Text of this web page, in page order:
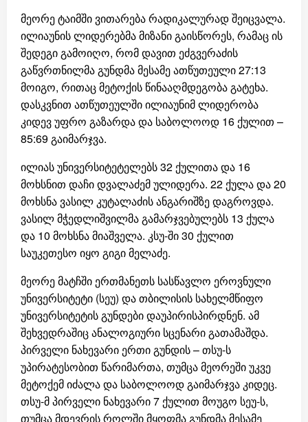
მეორე ტაიმში ვითარება რადიკალურად შეიცვალა.
ილიაუნის ლიდერებმა მიზანი გაისწორეს, რამაც ის
შედეგი გამოიღო, რომ დავით ეძგვერაძის
გაწვრთნილმა გუნდმა მესამე ათწუთეული 27:13
მოიგო, რითაც მეტოქის წინააღმდეგობა გატეხა.
დასკვნით ათწუთეულში ილიაუნიმ ლიდერობა
კიდევ უფრო გაზარდა და საბოლოოდ 16 ქულით –
85:69 გაიმარჯვა.
ილიას უნივერსიტეტელებს 32 ქულითა და 16
მოხსნით დაჩი დვალაძემ ულიდერა. 22 ქულა და 20
მოხსნა ვასილ კუტალაძის ანგარიშზე დაგროვდა.
ვასილ მჭედლიშვილმა გამარჯვებულებს 13 ქულა
და 10 მოხსნა მიაშველა. კსუ-ში 30 ქულით
საუკეთესო იყო გიგი მელაძე.
მეორე მატჩში ერთმანეთს სასწავლო ეროვნული
უნივერსიტეტი (სეუ) და თბილისის სახელმწიფო
უნივერსიტეტის გუნდები დაუპირისპირდნენ. ამ
შეხვედრაშიც ანალოგიური სცენარი გათამაშდა.
პირველი ნახევარი ერთი გუნდის – თსუ-ს
უპირატესობით წარიმართა, თუმცა მეორეში უკვე
მეტოქემ იძალა და საბოლოოდ გაიმარჯვა კიდეც.
თსუ-მ პირველი ნახევარი 7 ქულით მოუგო სეუ-ს,
თუმცა მდევრის როლში მყოფმა გუნდმა მესამე